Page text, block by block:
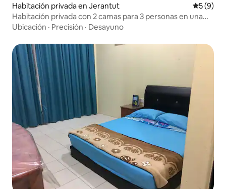
Habitación privada en Jerantut
5 (9)
Habitación privada con 2 camas para 3 personas en una
villa + recogida gratuita
Ubicación · Precisión · Desayuno